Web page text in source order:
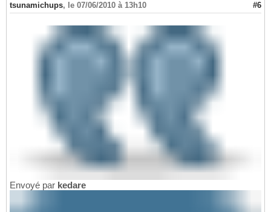
tsunamichups, le 07/06/2010 à 13h10 #6
Envoyé par kedare